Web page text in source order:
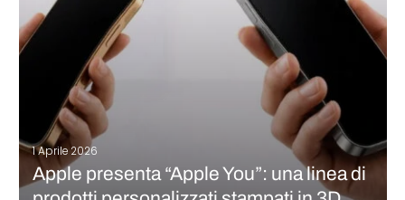
1 Aprile 2026
Apple presenta “Apple You”: una linea di